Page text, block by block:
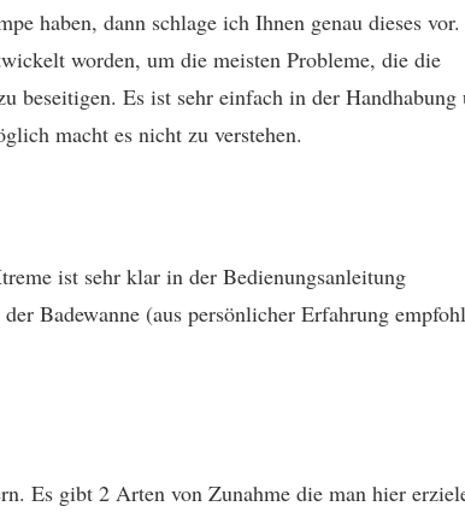
haben, dann schlage ich Ihnen genau dieses vor.
worden, um die meisten Probleme, die die
beseitigen. Es ist sehr einfach in der Handhabung
macht es nicht zu verstehen.
ist sehr klar in der Bedienungsanleitung
Badewanne (aus persönlicher Erfahrung
Es gibt 2 Arten von Zunahme die man hier